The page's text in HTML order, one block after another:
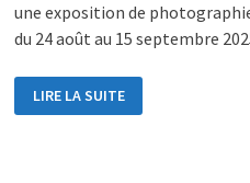
une exposition de
du 24 août au 15 septembre
EGLISE
DE
VITTONCOURT
LIRE LA SUITE